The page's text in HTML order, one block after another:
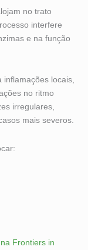
no trato
interfere
e na função
locais,
no ritmo
irregulares,
mais severos.
Frontiers in